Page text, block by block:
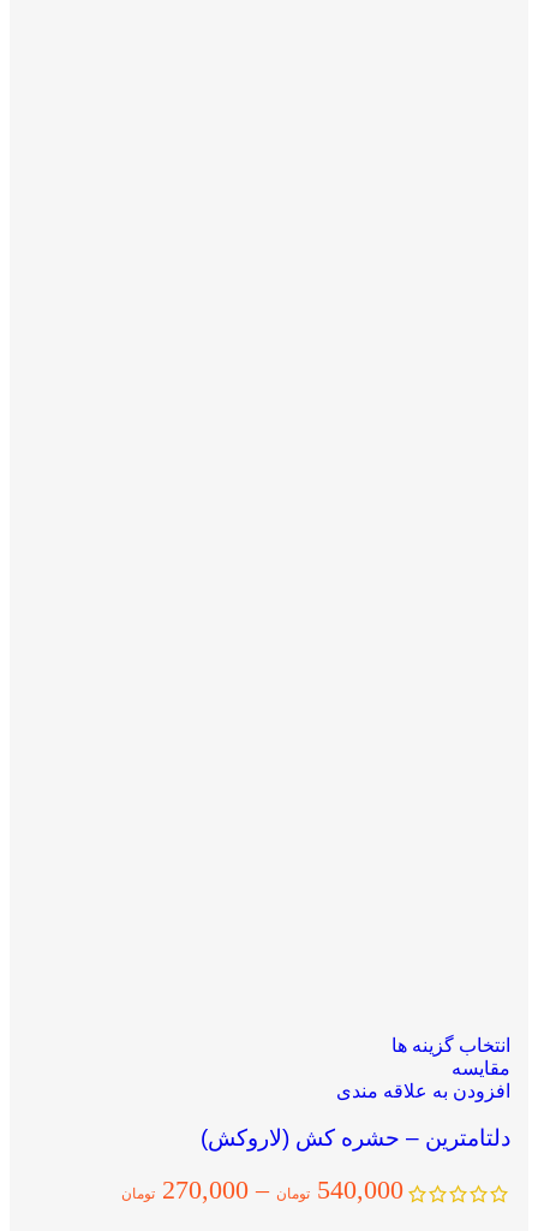
انتخاب گزینه ها
مقایسه
افزودن به علاقه مندی
دلتامترین – حشره کش (لاروکش)‏
540,000 تومان –
270,000 تومان